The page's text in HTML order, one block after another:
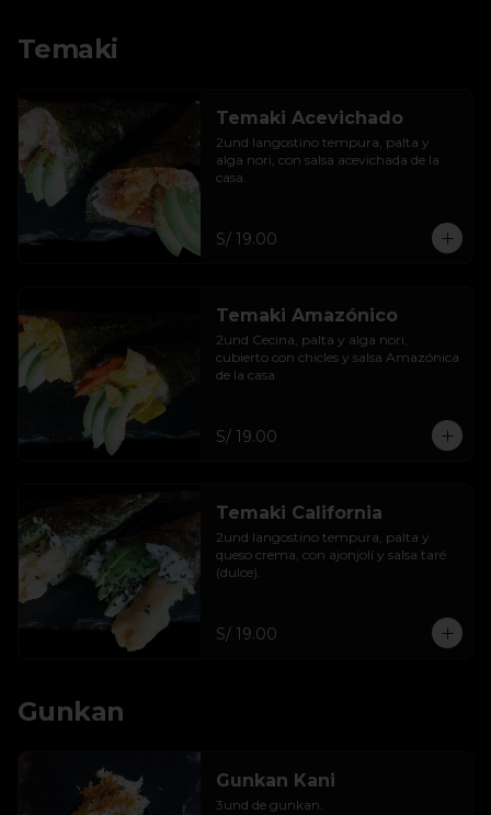
Temaki
Temaki Acevichado
2und langostino tempura, palta y
alga nori, con salsa acevichada de la
casa.
S/ 19.00
Temaki Amazónico
2und Cecina, palta y alga nori,
cubierto con chicles y salsa Amazónica
de la casa.
S/ 19.00
Temaki California
2und langostino tempura, palta y
queso crema, con ajonjolí y salsa taré
(dulce).
S/ 19.00
Gunkan
Gunkan Kani
3und de gunkan.